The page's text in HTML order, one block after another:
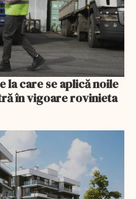
la care se aplică noile
în vigoare rovinieta